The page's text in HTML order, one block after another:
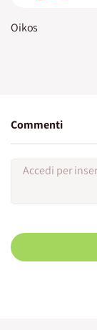
Oikos
Commenti